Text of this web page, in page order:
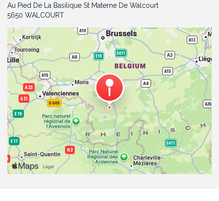
Au Pied De La Basilique St Materne De Walcourt
5650 WALCOURT